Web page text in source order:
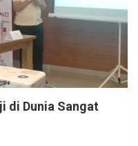
di Dunia Sangat